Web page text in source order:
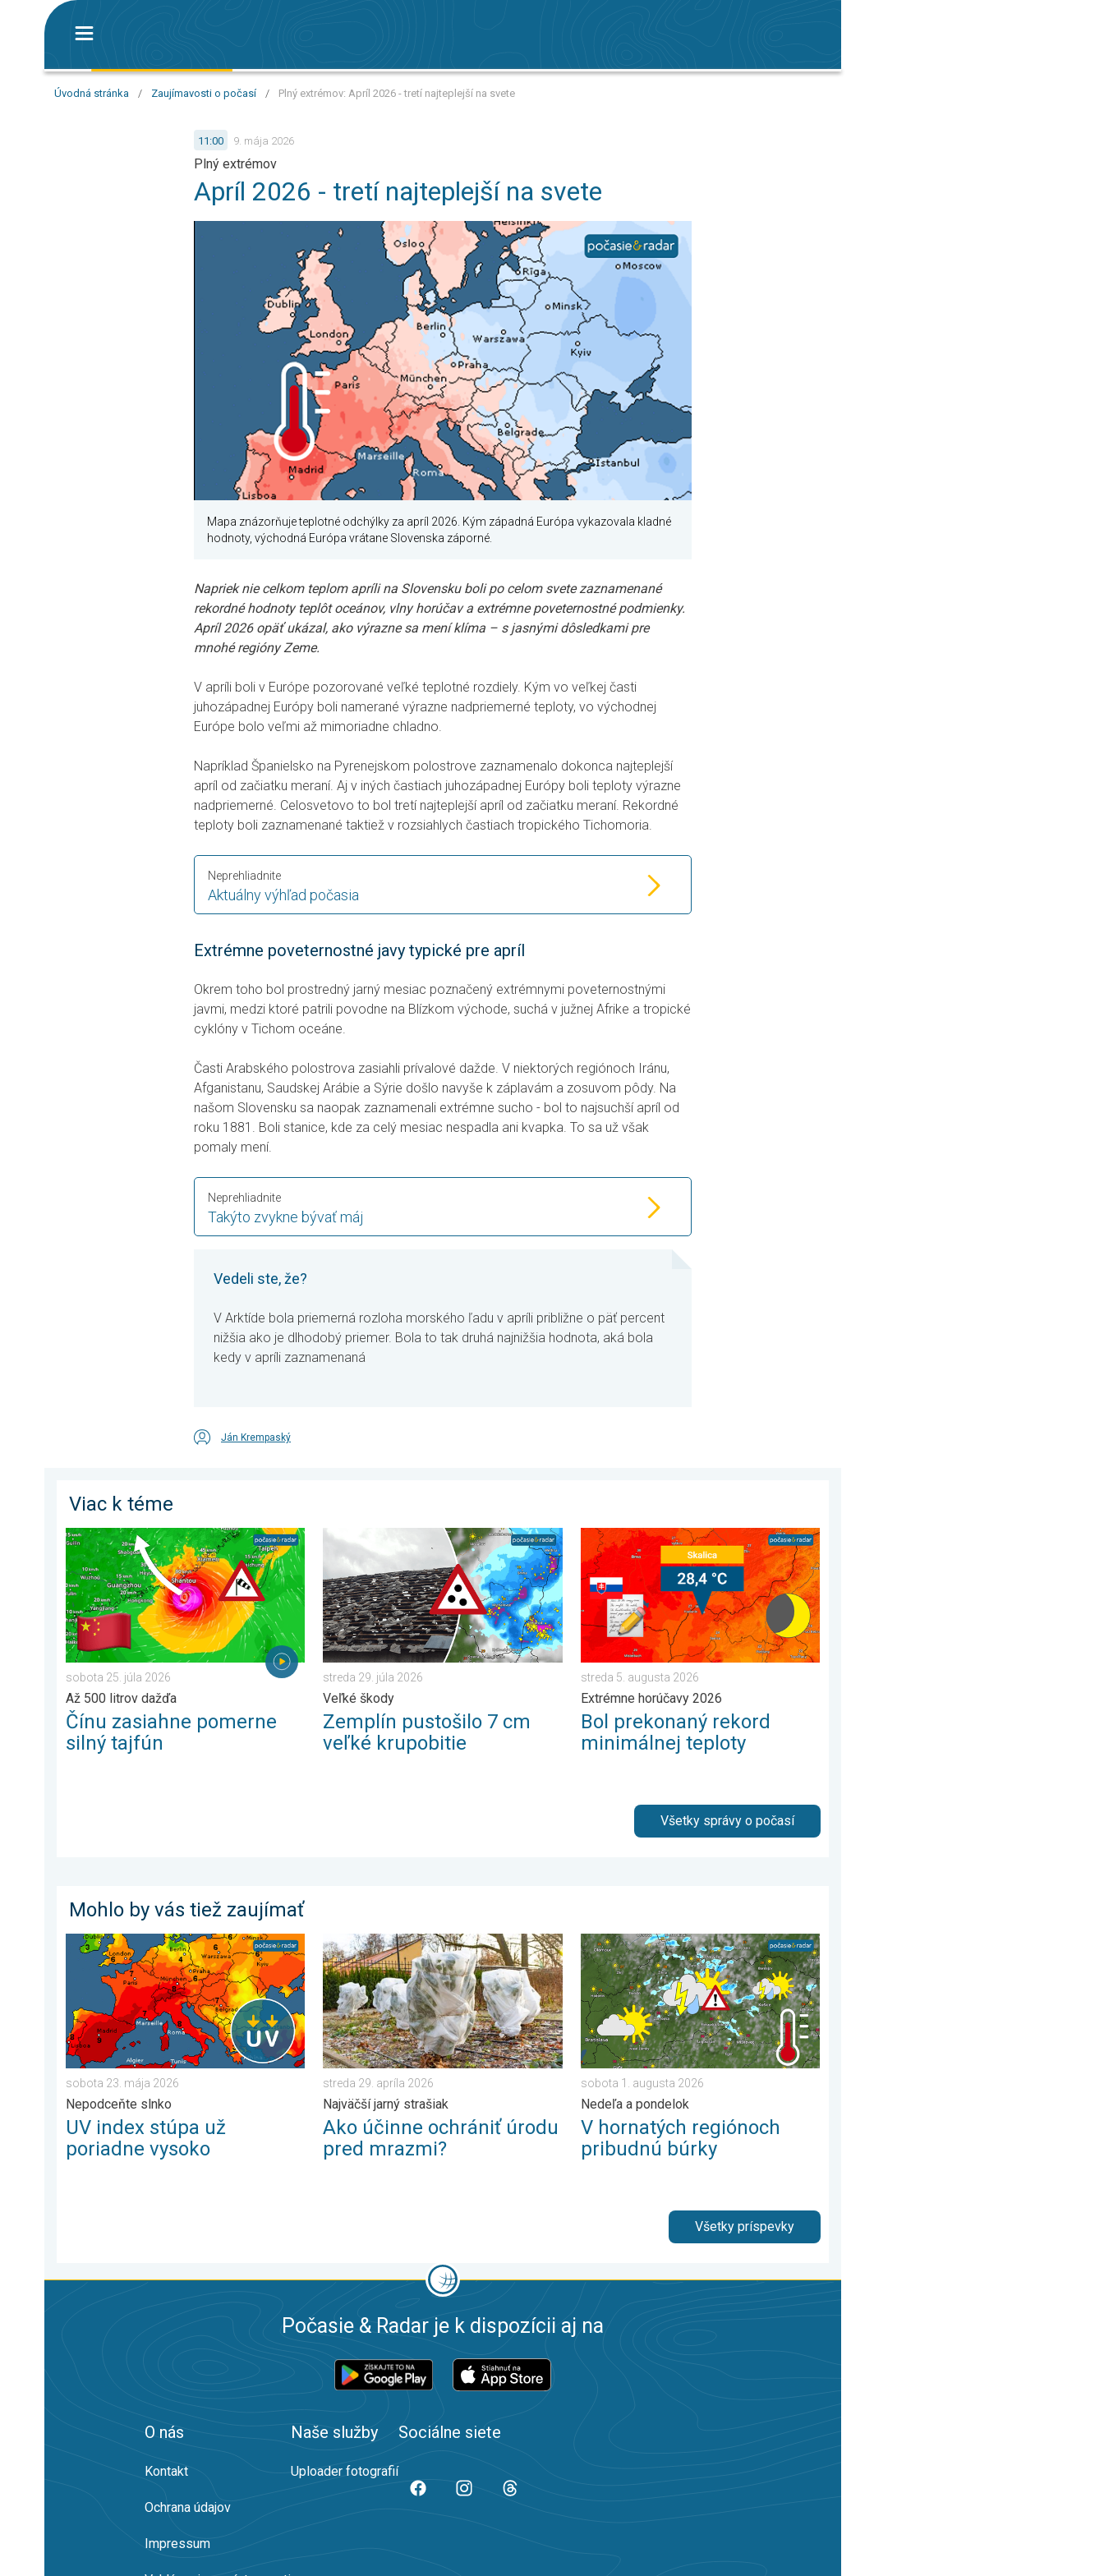
Úvodná stránka / Zaujímavosti o počasí / Plný extrémov: Apríl 2026 - tretí najteplejší na svete
11:00 9. mája 2026
Plný extrémov
Apríl 2026 - tretí najteplejší na svete
Mapa znázorňuje teplotné odchýlky za apríl 2026. Kým západná Európa vykazovala kladné
hodnoty, východná Európa vrátane Slovenska záporné.
Napriek nie celkom teplom apríli na Slovensku boli po celom svete zaznamenané
rekordné hodnoty teplôt oceánov, vlny horúčav a extrémne poveternostné podmienky.
Apríl 2026 opäť ukázal, ako výrazne sa mení klíma – s jasnými dôsledkami pre
mnohé regióny Zeme.
V apríli boli v Európe pozorované veľké teplotné rozdiely. Kým vo veľkej časti
juhozápadnej Európy boli namerané výrazne nadpriemerné teploty, vo východnej
Európe bolo veľmi až mimoriadne chladno.
Napríklad Španielsko na Pyrenejskom polostrove zaznamenalo dokonca najteplejší
apríl od začiatku meraní. Aj v iných častiach juhozápadnej Európy boli teploty výrazne
nadpriemerné. Celosvetovo to bol tretí najteplejší apríl od začiatku meraní. Rekordné
teploty boli zaznamenané taktiež v rozsiahlych častiach tropického Tichomoria.
Aktuálny výhľad počasia
Neprehliadnite
Extrémne poveternostné javy typické pre apríl
Okrem toho bol prostredný jarný mesiac poznačený extrémnymi poveternostnými
javmi, medzi ktoré patrili povodne na Blízkom východe, suchá v južnej Afrike a tropické
cyklóny v Tichom oceáne.
Časti Arabského polostrova zasiahli prívalové dažde. V niektorých regiónoch Iránu,
Afganistanu, Saudskej Arábie a Sýrie došlo navyše k záplavám a zosuvom pôdy. Na
našom Slovensku sa naopak zaznamenali extrémne sucho - bol to najsuchší apríl od
roku 1881. Boli stanice, kde za celý mesiac nespadla ani kvapka. To sa už však
pomaly mení.
Takýto zvykne bývať máj
Neprehliadnite
Vedeli ste, že?
V Arktíde bola priemerná rozloha morského ľadu v apríli približne o päť percent
nižšia ako je dlhodobý priemer. Bola to tak druhá najnižšia hodnota, aká bola
kedy v apríli zaznamenaná
Ján Krempaský
Viac k téme
Čínu zasiahne pomerne silný tajfún. Až 500 litrov dažďa. . . sobota 25. júla 2026
sobota 25. júla 2026
Až 500 litrov dažďa
Čínu zasiahne pomerne
silný tajfún
Zemplín pustošilo 7 cm veľké krupobitie. Veľké škody. . . streda 29. júla 2026
streda 29. júla 2026
Veľké škody
Zemplín pustošilo 7 cm
veľké krupobitie
Bol prekonaný rekord minimálnej teploty. Extrémne horúčavy 2026. . . streda 5. augusta
streda 5. augusta 2026
Extrémne horúčavy 2026
Bol prekonaný rekord
minimálnej teploty
Všetky správy o počasí
Mohlo by vás tiež zaujímať
UV index stúpa už poriadne vysoko. Nepodceňte slnko. . . sobota 23. mája 2026
sobota 23. mája 2026
Nepodceňte slnko
UV index stúpa už
poriadne vysoko
Ako účinne ochrániť úrodu pred mrazmi?. Najväčší jarný strašiak. . . streda 29. apríla 2026
streda 29. apríla 2026
Najväčší jarný strašiak
Ako účinne ochrániť úrodu
pred mrazmi?
V hornatých regiónoch pribudnú búrky. Nedeľa a pondelok. . . sobota 1. augusta 2026
sobota 1. augusta 2026
Nedeľa a pondelok
V hornatých regiónoch
pribudnú búrky
Všetky príspevky
Počasie & Radar je k dispozícii aj na
O nás
Kontakt
Ochrana údajov
Impressum
Naše služby
Uploader fotografií
Sociálne siete